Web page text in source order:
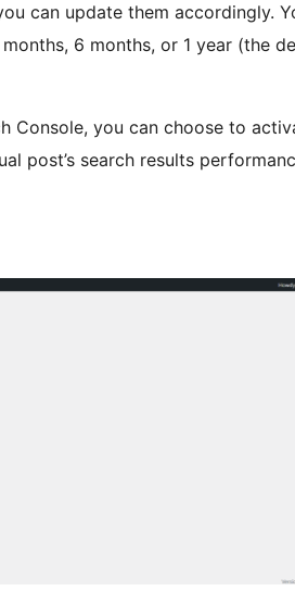
can update them accordingly.
6 months, or 1 year (the
Console, you can choose to
post’s search results